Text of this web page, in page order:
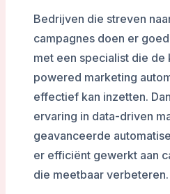
Bedrijven die streven
campagnes doen er
met een specialist die de
powered marketing
effectief kan inzetten.
ervaring in data-driven
geavanceerde
er efficiënt gewerkt aan
die meetbaar verbeteren.